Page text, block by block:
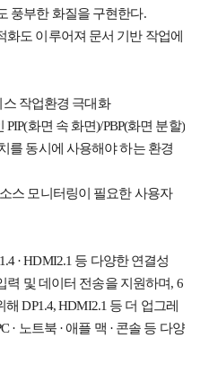
풍부한 화질을 구현한다.
도 이루어져 문서 기반 작업에
스 작업환경 극대화
화면 속 화면)/PBP(화면 분할)
를 동시에 사용해야 하는 환경
스 모니터링이 필요한 사용자
· HDMI2.1 등 다양한 연결성
력 및 데이터 전송을 지원하며, 6
DP1.4, HDMI2.1 등 더 업그레
· 노트북 · 애플 맥 · 콘솔 등 다양